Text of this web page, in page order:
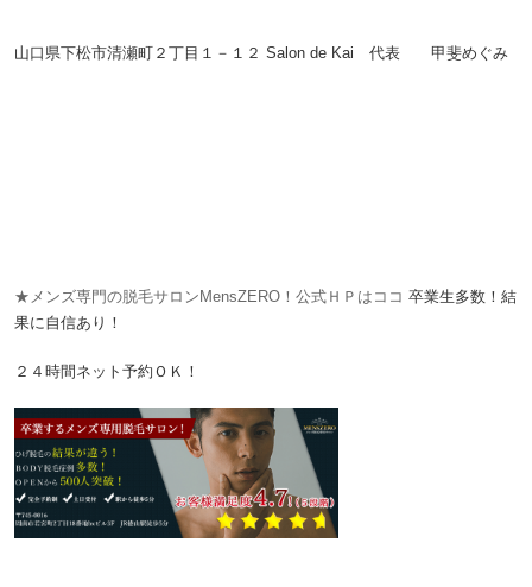
山口県下松市清瀬町２丁目１－１２ Salon de Kai 代表 甲斐めぐみ
★メンズ専門の脱毛サロンMensZERO！公式ＨＰはココ 卒業生多数！結
果に自信あり！
２４時間ネット予約ＯＫ！